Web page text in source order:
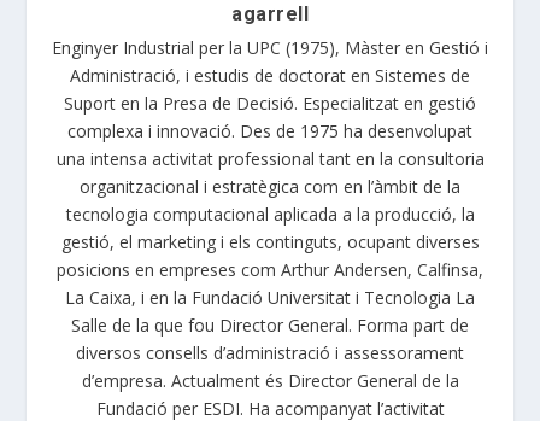
agarrell
Enginyer Industrial per la UPC (1975), Màster en Gestió i
Administració, i estudis de doctorat en Sistemes de
Suport en la Presa de Decisió. Especialitzat en gestió
complexa i innovació. Des de 1975 ha desenvolupat
una intensa activitat professional tant en la consultoria
organitzacional i estratègica com en l’àmbit de la
tecnologia computacional aplicada a la producció, la
gestió, el marketing i els continguts, ocupant diverses
posicions en empreses com Arthur Andersen, Calfinsa,
La Caixa, i en la Fundació Universitat i Tecnologia La
Salle de la que fou Director General. Forma part de
diversos consells d’administració i assessorament
d’empresa. Actualment és Director General de la
Fundació per ESDI. Ha acompanyat l’activitat